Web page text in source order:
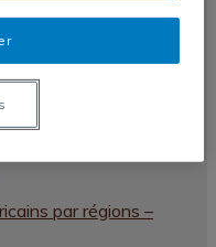
par régions –
par régions –